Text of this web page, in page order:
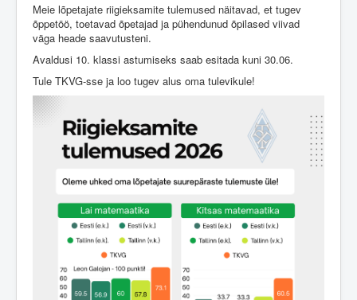
Üldinfo
Kontakt
Login
Meie lõpetajate riigieksamite tulemused näitavad, et tugev
õppetöö, toetavad õpetajad ja pühendunud õpilased viivad
väga heade saavutusteni.
Avaldusi 10. klassi astumiseks saab esitada kuni 30.06.
Tule TKVG-sse ja loo tugev alus oma tulevikule!